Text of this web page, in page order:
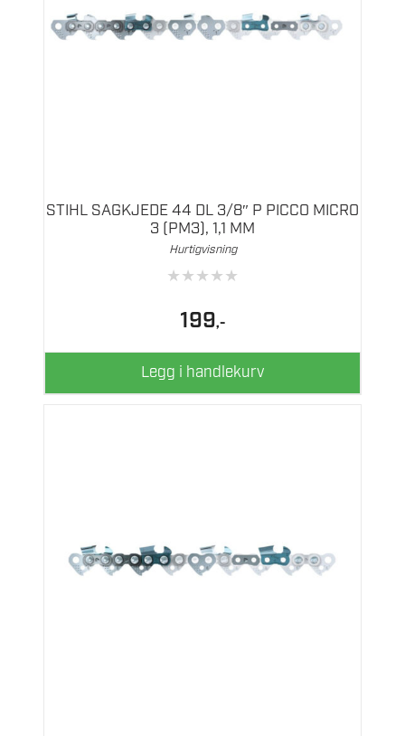
STIHL SAGKJEDE 44 DL 3/8″ P PICCO MICRO
3 (PM3), 1,1 MM
Hurtigvisning
★★★★★
199,-
Legg i handlekurv